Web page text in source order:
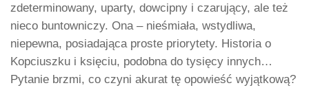
zdeterminowany, uparty, dowcipny i czarujący, ale też
nieco buntowniczy. Ona – nieśmiała, wstydliwa,
niepewna, posiadająca proste priorytety. Historia o
Kopciuszku i księciu, podobna do tysięcy innych…
Pytanie brzmi, co czyni akurat tę opowieść wyjątkową?